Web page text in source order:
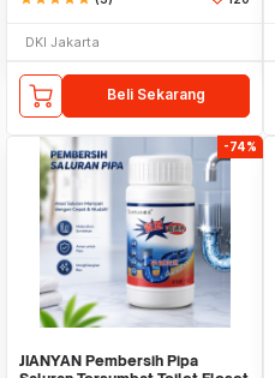
DKI Jakarta
Beli Sekarang
-74%
JIANYAN Pembersih Pipa